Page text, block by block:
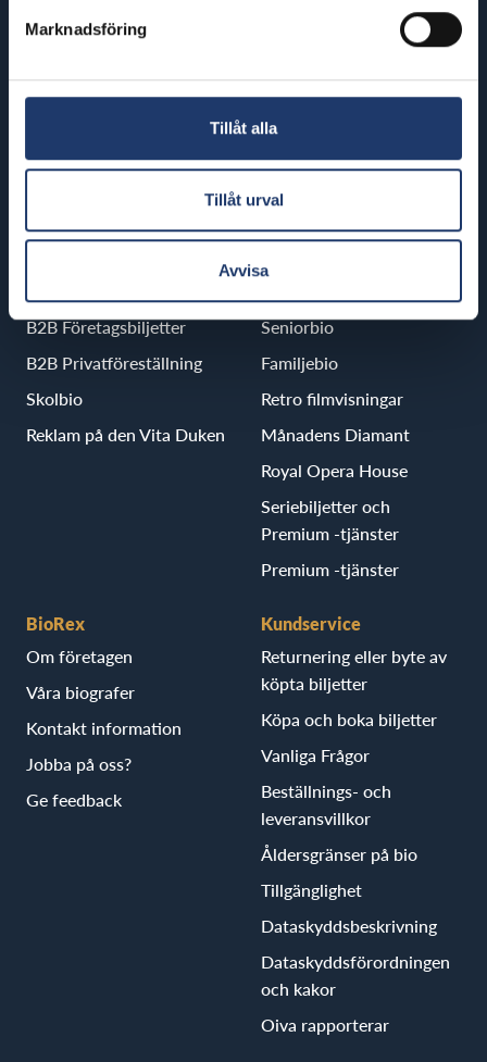
Marknadsföring
Tillåt alla
Tillåt urval
Avvisa
Pietarsaari
B2B Företagsbiljetter
B2B Privatföreställning
Skolbio
Reklam på den Vita Duken
Seniorbio
Familjebio
Retro filmvisningar
Månadens Diamant
Royal Opera House
Seriebiljetter och
Premium -tjänster
Premium -tjänster
BioRex
Om företagen
Våra biografer
Kontakt information
Jobba på oss?
Ge feedback
Kundservice
Returnering eller byte av
köpta biljetter
Köpa och boka biljetter
Vanliga Frågor
Beställnings- och
leveransvillkor
Åldersgränser på bio
Tillgänglighet
Dataskyddsbeskrivning
Dataskyddsförordningen
och kakor
Oiva rapporterar